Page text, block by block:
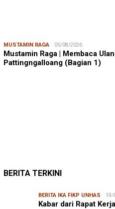
MUSTAMIN RAGA 05/08/2026
Mustamin Raga | Membaca
Pattingngalloang (Bagian 1)
BERITA TERKINI
BERITA IKA FIKP UNHAS 19/
Kabar dari Rapat